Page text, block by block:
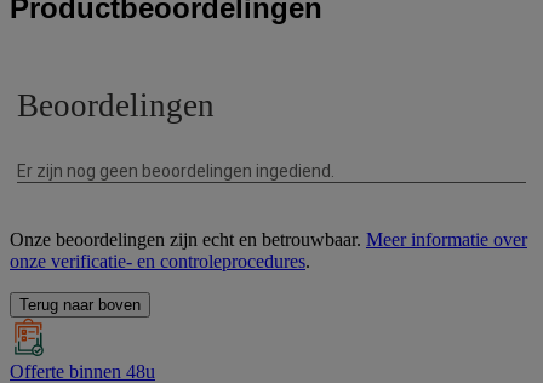
Productbeoordelingen
Onze beoordelingen zijn echt en betrouwbaar. Meer informatie over
onze verificatie- en controleprocedures.
Terug naar boven
Offerte binnen 48u